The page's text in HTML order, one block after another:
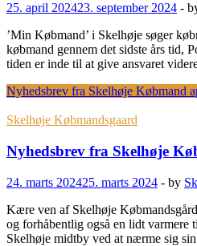
25. april 202423. september 2024 -
’Min Købmand’ i Skelhøje søger
købmand gennem det sidste års tid,
tiden er inde til at give ansvaret
Nyhedsbrev fra Skelhøje Købmand
Skelhøje Købmandsgaard
Nyhedsbrev fra Skelhøje
24. marts 202425. marts 2024 - by
Kære ven af Skelhøje
og forhåbentlig også en lidt varmere
Skelhøje midtby ved at nærme sig